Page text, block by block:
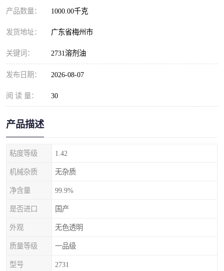
产品数量： 1000.00千克
发货地址： 广东省梅州市
关键词： 2731溶剂油
发布日期： 2026-08-07
阅 读 量： 30
产品描述
粘度等级 1.42
机械杂质 无杂质
净含量 99.9%
是否进口 国产
外观 无色透明
质量等级 一品级
型号 2731